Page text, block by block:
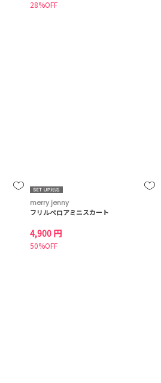
28%OFF
merry jenny
フリルベロアミニスカート
4,900 円
50%OFF